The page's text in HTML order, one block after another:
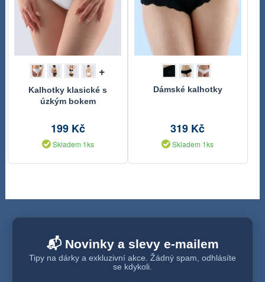
+
Kalhotky klasické s
úzkým bokem
199 Kč
Skladem 1ks
Dámské kalhotky
319 Kč
Skladem 1ks
📬 Novinky a slevy e-mailem
Tipy na dárky a exkluzivní akce. Žádný spam, odhlásíte
se kdykoli.